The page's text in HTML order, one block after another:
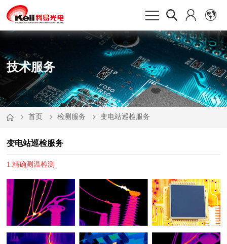
技术服务
首页 检测服务 变电站巡检服务
变电站巡检服务
1.精确测温检测